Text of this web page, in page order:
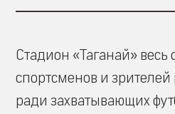
Стадион «Таганай» весь
спортсменов и зрителей
ради захватывающих